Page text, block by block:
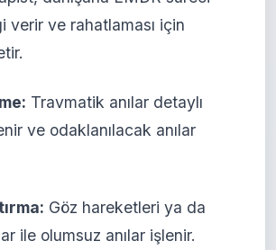
verir ve rahatlaması için
Travmatik anılar detaylı
ve odaklanılacak anılar
Göz hareketleri ya da
ile olumsuz anılar işlenir.